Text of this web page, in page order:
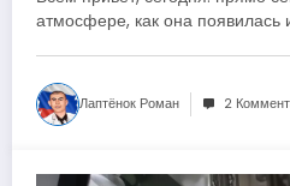
атмосфере, как она появилась
Лаптёнок Роман 2